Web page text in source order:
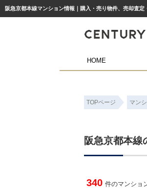
阪急京都本線マンション情報｜購入・売り物件、売却査
HOME
TOPページ マン
阪急京都本線
340 件のマンショ